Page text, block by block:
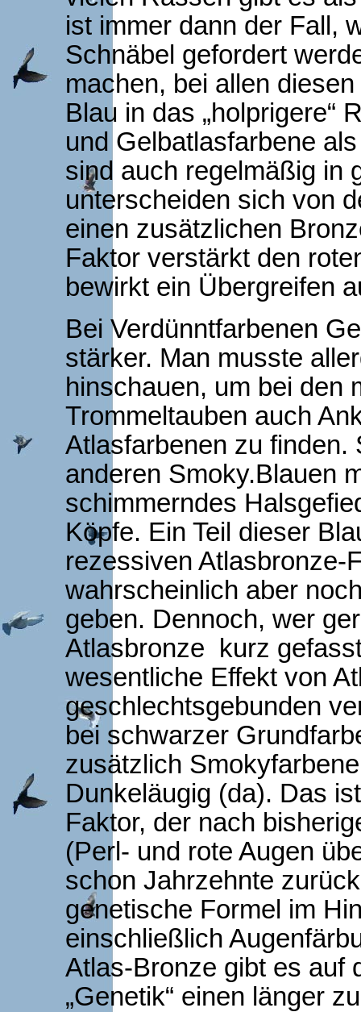
ist immer dann der Fall,
Schnäbel gefordert
machen, bei allen
Blau in das „holprigere“
und Gelbatlasfarbene
sind auch regelmäßig in
unterscheiden sich von
einen zusätzlichen
Faktor verstärkt den
bewirkt ein Übergreifen
Bei Verdünntfarbenen
stärker. Man musste
hinschauen, um bei den
Trommeltauben auch
Atlasfarbenen zu finden.
anderen Smoky.Blauen
schimmerndes
Köpfe. Ein Teil dieser
rezessiven Atlasbronze-
wahrscheinlich aber
geben. Dennoch, wer
Atlasbronze kurz
wesentliche Effekt von
geschlechtsgebunden
bei schwarzer
zusätzlich
Dunkeläugig (da). Das
Faktor, der nach
(Perl- und rote Augen
schon Jahrzehnte
genetische Formel im
einschließlich
Atlas-Bronze gibt es auf
„Genetik“ einen länger